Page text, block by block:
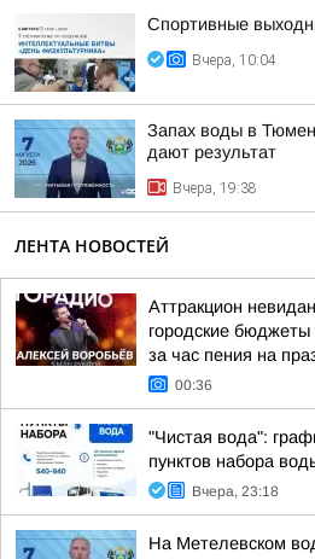
Спортивные
Вчера, 10:04
Запах воды в
дают результат
Вчера, 19:38
ЛЕНТА НОВОСТЕЙ
Аттракцион
городские
за час пения на
00:36
"Чистая вода":
пунктов набора
Вчера, 23:18
На Метелевском